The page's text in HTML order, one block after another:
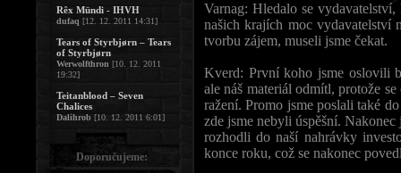
Varnag: Hledalo se
našich krajích moc vydavatelství
tvorbu zájem, museli jsme čekat.
Kverd: První koho jsme oslovili
ale náš materiál odmítl, protože
ražení. Promo jsme poslali také
zde jsme nebyli úspěšní.
rozhodli do naší nahrávky
konce roku, což se nakonec
Rêx Mündi - IHVH
dufaq [12. 12. 2011 14:31]
Tears of Styrbjørn – Tears
of Styrbjørn
Werwolfthron [10. 12. 2011
19:32]
Teitanblood – Seven
Chalices
Dalihrob [10. 12. 2011 6:01]
Doporučujeme: